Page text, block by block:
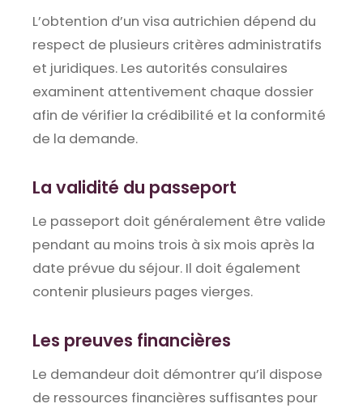
L’obtention d’un visa autrichien dépend du
respect de plusieurs critères administratifs
et juridiques. Les autorités consulaires
examinent attentivement chaque dossier
afin de vérifier la crédibilité et la conformité
de la demande.
La validité du passeport
Le passeport doit généralement être valide
pendant au moins trois à six mois après la
date prévue du séjour. Il doit également
contenir plusieurs pages vierges.
Les preuves financières
Le demandeur doit démontrer qu’il dispose
de ressources financières suffisantes pour